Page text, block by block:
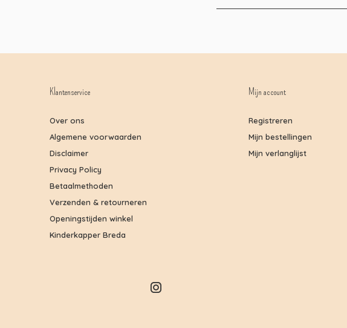
Klantenservice
Over ons
Algemene voorwaarden
Disclaimer
Privacy Policy
Betaalmethoden
Verzenden & retourneren
Openingstijden winkel
Kinderkapper Breda
Mijn account
Registreren
Mijn bestellingen
Mijn verlanglijst